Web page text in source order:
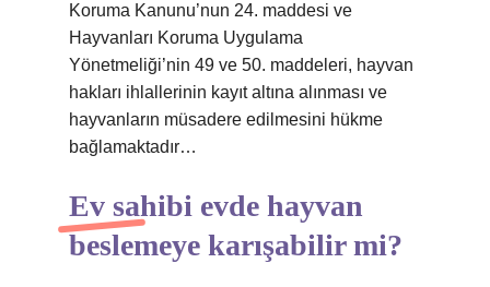
Koruma Kanunu’nun 24. maddesi ve
Hayvanları Koruma Uygulama
Yönetmeliği’nin 49 ve 50. maddeleri, hayvan
hakları ihlallerinin kayıt altına alınması ve
hayvanların müsadere edilmesini hükme
bağlamaktadır…
Ev sahibi evde hayvan
beslemeye karışabilir mi?